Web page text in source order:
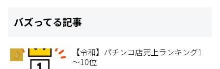
バズってる記事
【令和】パチンコ店売上ランキング1
～10位